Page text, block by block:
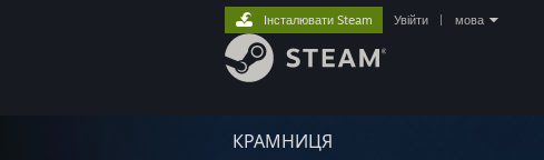
КРАМНИЦЯ
Інсталювати Steam Увійти мова